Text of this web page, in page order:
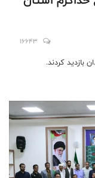
16643
کردند.